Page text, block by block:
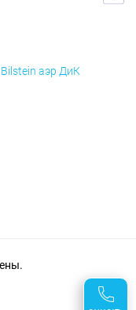
аэр ДиК